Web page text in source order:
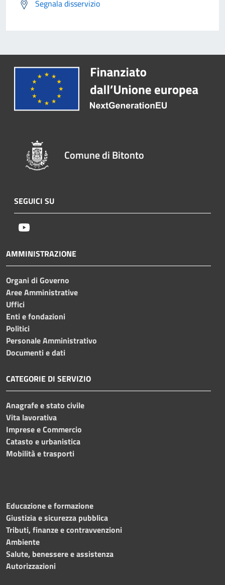
Segnala disservizio
Comune di Bitonto
SEGUICI SU
AMMINISTRAZIONE
Organi di Governo
Aree Amministrative
Uffici
Enti e fondazioni
Politici
Personale Amministrativo
Documenti e dati
CATEGORIE DI SERVIZIO
Anagrafe e stato civile
Vita lavorativa
Imprese e Commercio
Catasto e urbanistica
Mobilità e trasporti
Educazione e formazione
Giustizia e sicurezza pubblica
Tributi, finanze e contravvenzioni
Ambiente
Salute, benessere e assistenza
Autorizzazioni